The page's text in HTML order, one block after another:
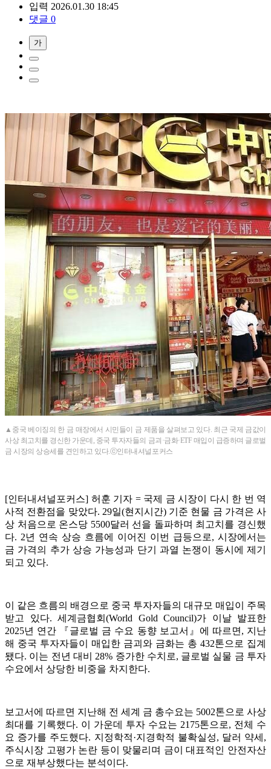
입력 2026.01.30 18:45
댓글 0
가
▲중국 베이징의 한 금 매장에서 시민들이 금 제품을 살펴보고 있다. 최근 국제 금값이
사상 최고치를 경신한 가운데, 중국 투자자들의 금괴·금화·ETF 매입이 급증하며 글로벌
금 시장의 상승세를 견인하고 있다.ⓒ인터내셔널포커스
[인터내셔널포커스] 허훈 기자 = 국제 금 시장이 다시 한 번 역
사적 전환점을 맞았다. 29일(현지시간) 기준 현물 금 가격은 사
상 처음으로 온스당 5500달러 선을 돌파하며 최고치를 경신했
다. 2년 연속 상승 흐름에 이어진 이번 급등으로, 시장에서는
금 가격의 추가 상승 가능성과 단기 과열 논쟁이 동시에 제기
되고 있다.
이 같은 흐름의 배경으로 중국 투자자들의 대규모 매입이 주목
받고 있다. 세계금협회(World Gold Council)가 이날 발표한
2025년 연간 『글로벌 금 수요 동향 보고서』에 따르면, 지난
해 중국 투자자들이 매입한 금괴와 금화는 총 432톤으로 집계
됐다. 이는 전년 대비 28% 증가한 수치로, 글로벌 실물 금 투자
수요에서 상당한 비중을 차지한다.
보고서에 따르면 지난해 전 세계 금 총수요는 5002톤으로 사상
최대를 기록했다. 이 가운데 투자 수요는 2175톤으로, 전체 수
요 증가를 주도했다. 지정학적·지경학적 불확실성, 달러 약세,
주식시장 고평가 논란 등이 맞물리며 금이 대표적인 안전자산
으로 재부상했다는 분석이다.